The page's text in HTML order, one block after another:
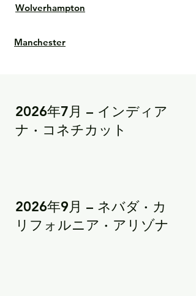
Wolverhampton
Manchester
2026年7月 – インディア
ナ · コネチカット
2026年9月 – ネバダ · カ
リフォルニア · アリゾナ